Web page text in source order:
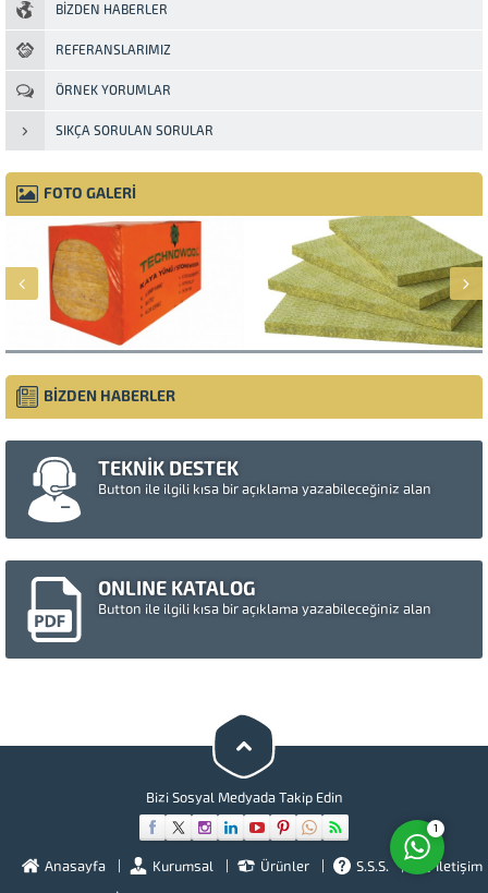
BİZDEN HABERLER
REFERANSLARIMIZ
ÖRNEK YORUMLAR
SIKÇA SORULAN SORULAR
FOTO GALERİ
BİZDEN HABERLER
TEKNİK DESTEK
Button ile ilgili kısa bir açıklama yazabileceğiniz alan
ONLINE KATALOG
Button ile ilgili kısa bir açıklama yazabileceğiniz alan
Bizi Sosyal Medyada Takip Edin
Anasayfa Kurumsal Ürünler S.S.S. İletişim
Cevap Yaz
1